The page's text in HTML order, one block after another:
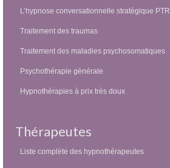
L’hypnose conversationnelle stratégique PTR
Traitement des traumas
Traitement des maladies psychosomatiques
Psychothérapie générale
Hypnothérapies à prix très doux
Thérapeutes
Liste complète des hypnothérapeutes